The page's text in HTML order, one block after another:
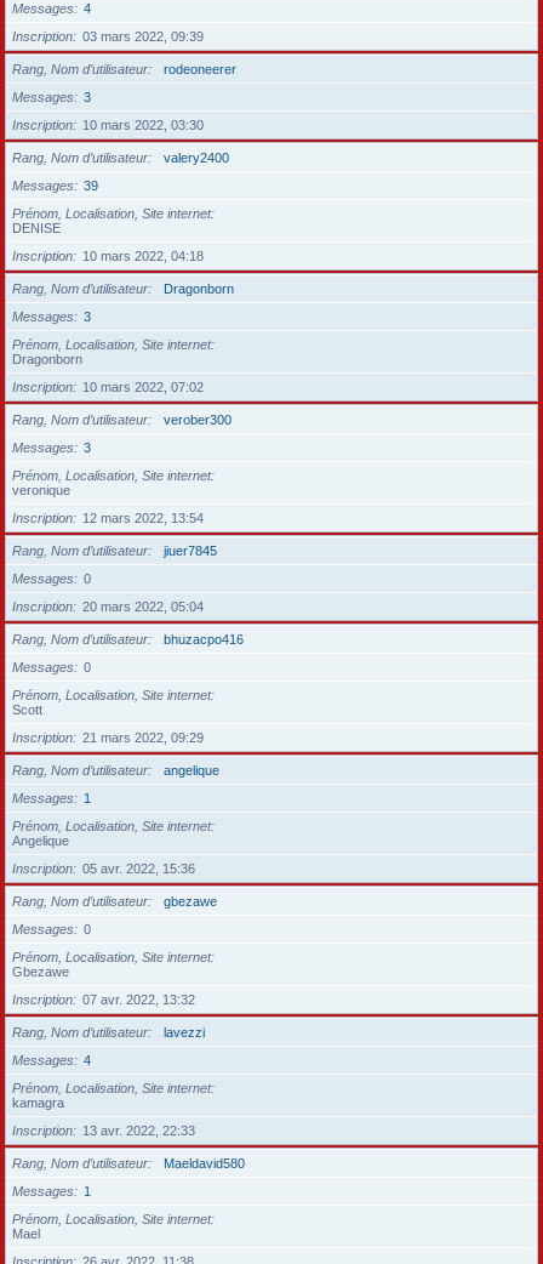
Messages
4
Inscription
03 mars 2022, 09:39
Rang, Nom d’utilisateur
rodeoneerer
Messages
3
Inscription
10 mars 2022, 03:30
Rang, Nom d’utilisateur
valery2400
Messages
39
Prénom, Localisation, Site internet
DENISE
Inscription
10 mars 2022, 04:18
Rang, Nom d’utilisateur
Dragonborn
Messages
3
Prénom, Localisation, Site internet
Dragonborn
Inscription
10 mars 2022, 07:02
Rang, Nom d’utilisateur
verober300
Messages
3
Prénom, Localisation, Site internet
veronique
Inscription
12 mars 2022, 13:54
Rang, Nom d’utilisateur
jiuer7845
Messages
0
Inscription
20 mars 2022, 05:04
Rang, Nom d’utilisateur
bhuzacpo416
Messages
0
Prénom, Localisation, Site internet
Scott
Inscription
21 mars 2022, 09:29
Rang, Nom d’utilisateur
angelique
Messages
1
Prénom, Localisation, Site internet
Angelique
Inscription
05 avr. 2022, 15:36
Rang, Nom d’utilisateur
gbezawe
Messages
0
Prénom, Localisation, Site internet
Gbezawe
Inscription
07 avr. 2022, 13:32
Rang, Nom d’utilisateur
lavezzi
Messages
4
Prénom, Localisation, Site internet
kamagra
Inscription
13 avr. 2022, 22:33
Rang, Nom d’utilisateur
Maeldavid580
Messages
1
Prénom, Localisation, Site internet
Mael